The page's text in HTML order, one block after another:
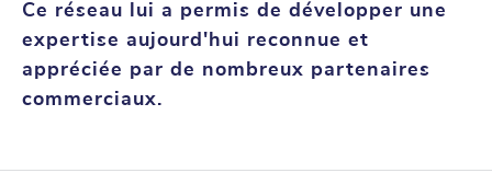
Ce réseau lui a permis de développer une
expertise aujourd'hui reconnue et
appréciée par de nombreux partenaires
commerciaux.